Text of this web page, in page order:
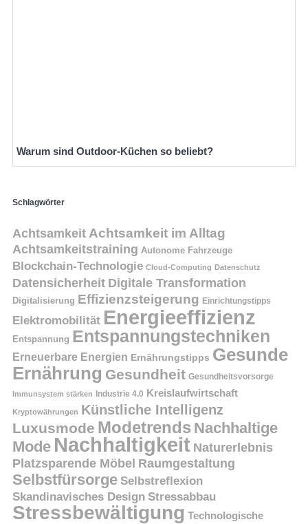
Warum sind Outdoor-Küchen so beliebt?
Schlagwörter
Achtsamkeit Achtsamkeit im Alltag
Achtsamkeitstraining Autonome Fahrzeuge
Blockchain-Technologie Cloud-Computing Datenschutz
Datensicherheit Digitale Transformation
Digitalisierung Effizienzsteigerung Einrichtungstipps
Elektromobilität Energieeffizienz
Entspannung Entspannungstechniken
Erneuerbare Energien Ernährungstipps Gesunde
Ernährung Gesundheit Gesundheitsvorsorge
Immunsystem stärken Industrie 4.0 Kreislaufwirtschaft
Kryptowährungen Künstliche Intelligenz
Luxusmode Modetrends Nachhaltige
Mode Nachhaltigkeit Naturerlebnis
Platzsparende Möbel Raumgestaltung
Selbstfürsorge Selbstreflexion
Skandinavisches Design Stressabbau
Stressbewältigung Technologische